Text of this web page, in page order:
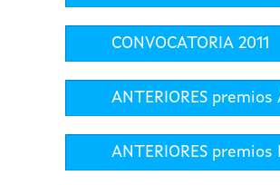
CONVOCATORIA 2011
ANTERIORES
ANTERIORES